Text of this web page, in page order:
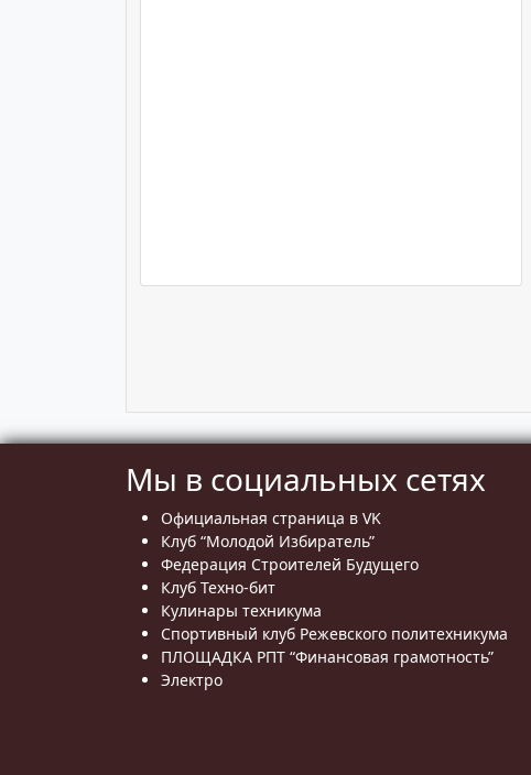
Мы в социальных сетях
Официальная страница в VK
Клуб “Молодой Избиратель”
Федерация Строителей Будущего
Клуб Техно-бит
Кулинары техникума
Спортивный клуб Режевского политехникума
ПЛОЩАДКА РПТ “Финансовая грамотность”
Электро